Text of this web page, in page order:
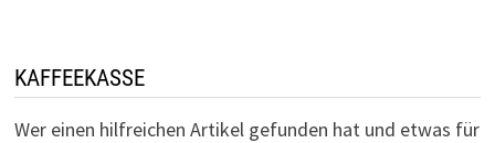
KAFFEEKASSE
Wer einen hilfreichen Artikel gefunden hat und etwas für